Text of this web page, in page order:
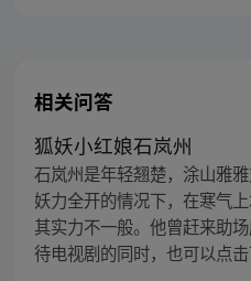
相关问答
狐妖小红娘石岚州
石岚州是年轻翘楚，涂山雅
妖力全开的情况下，在寒气
其实力不一般。他曾赶来助
待电视剧的同时，也可以点